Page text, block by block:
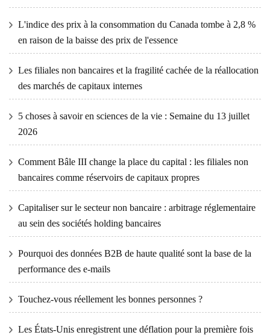
L'indice des prix à la consommation du Canada tombe à 2,8 %
en raison de la baisse des prix de l'essence
Les filiales non bancaires et la fragilité cachée de la réallocation
des marchés de capitaux internes
5 choses à savoir en sciences de la vie : Semaine du 13 juillet
2026
Comment Bâle III change la place du capital : les filiales non
bancaires comme réservoirs de capitaux propres
Capitaliser sur le secteur non bancaire : arbitrage réglementaire
au sein des sociétés holding bancaires
Pourquoi des données B2B de haute qualité sont la base de la
performance des e-mails
Touchez-vous réellement les bonnes personnes ?
Les États-Unis enregistrent une déflation pour la première fois